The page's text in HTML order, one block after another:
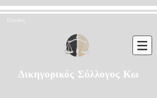
Είσοδος
Δικηγορικός Σύλλογος Κω